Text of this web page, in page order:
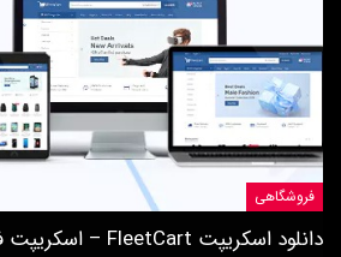
فروشگاهی
دانلود اسکریپت FleetCart – اسکریپت فروشگاه ساز